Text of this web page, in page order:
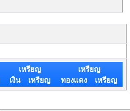
เหรียญ
เงิน เหรียญ
เหรียญ
ทองแดง เหรียญ